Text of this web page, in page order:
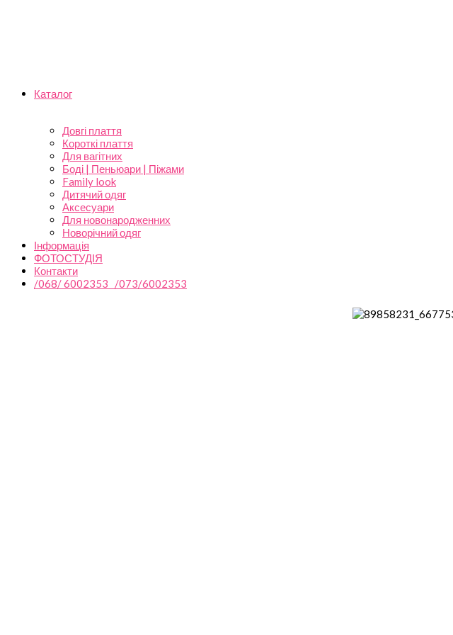
Каталог
Довгі плаття
Короткі плаття
Для вагітних
Боді | Пеньюари | Піжами
Family look
Дитячий одяг
Аксесуари
Для новонародженних
Новорічний одяг
Інформація
ФОТОСТУДІЯ
Контакти
/068/ 6002353 /073/6002353